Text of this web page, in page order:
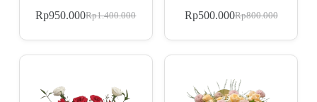
Rp1.400.000
Rp950.000 Rp800.000
Rp500.000